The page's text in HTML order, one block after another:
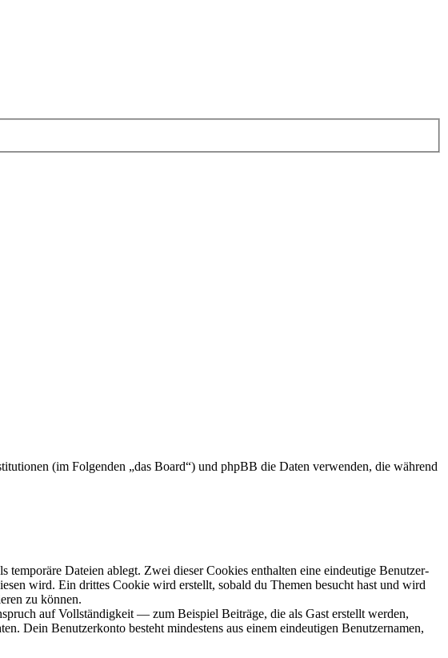
(im Folgenden „das Board“) und phpBB die Daten verwenden, die während
Dateien ablegt. Zwei dieser Cookies enthalten eine eindeutige Benutzer-
wird. Ein drittes Cookie wird erstellt, sobald du Themen besucht hast und wird
zu können.
auf Vollständigkeit — zum Beispiel Beiträge, die als Gast erstellt werden,
Dein Benutzerkonto besteht mindestens aus einem eindeutigen Benutzernamen,